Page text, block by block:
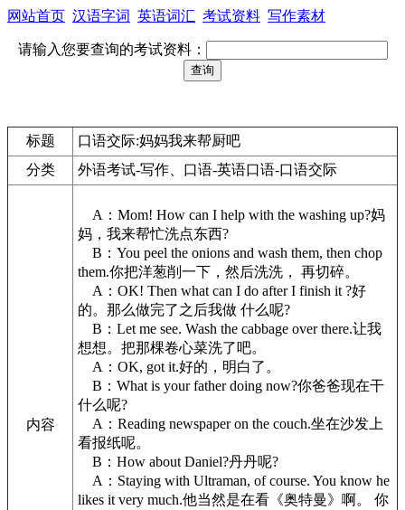
网站首页 汉语字词 英语词汇 考试资料 写作素材
请输入您要查询的考试资料：
标题
口语交际:妈妈我来帮厨吧
分类
外语考试-写作、口语-英语口语-口语交际
内容
A：Mom! How can I help with the washing up?妈
妈，我来帮忙洗点东西?
B：You peel the onions and wash them, then chop
them.你把洋葱削一下，然后洗洗， 再切碎。
A：OK! Then what can I do after I finish it ?好
的。那么做完了之后我做 什么呢?
B：Let me see. Wash the cabbage over there.让我
想想。把那棵卷心菜洗了吧。
A：OK, got it.好的，明白了。
B：What is your father doing now?你爸爸现在干
什么呢?
A：Reading newspaper on the couch.坐在沙发上
看报纸呢。
B：How about Daniel?丹丹呢?
A：Staying with Ultraman, of course. You know he
likes it very much.他当然是在看《奥特曼》啊。 你